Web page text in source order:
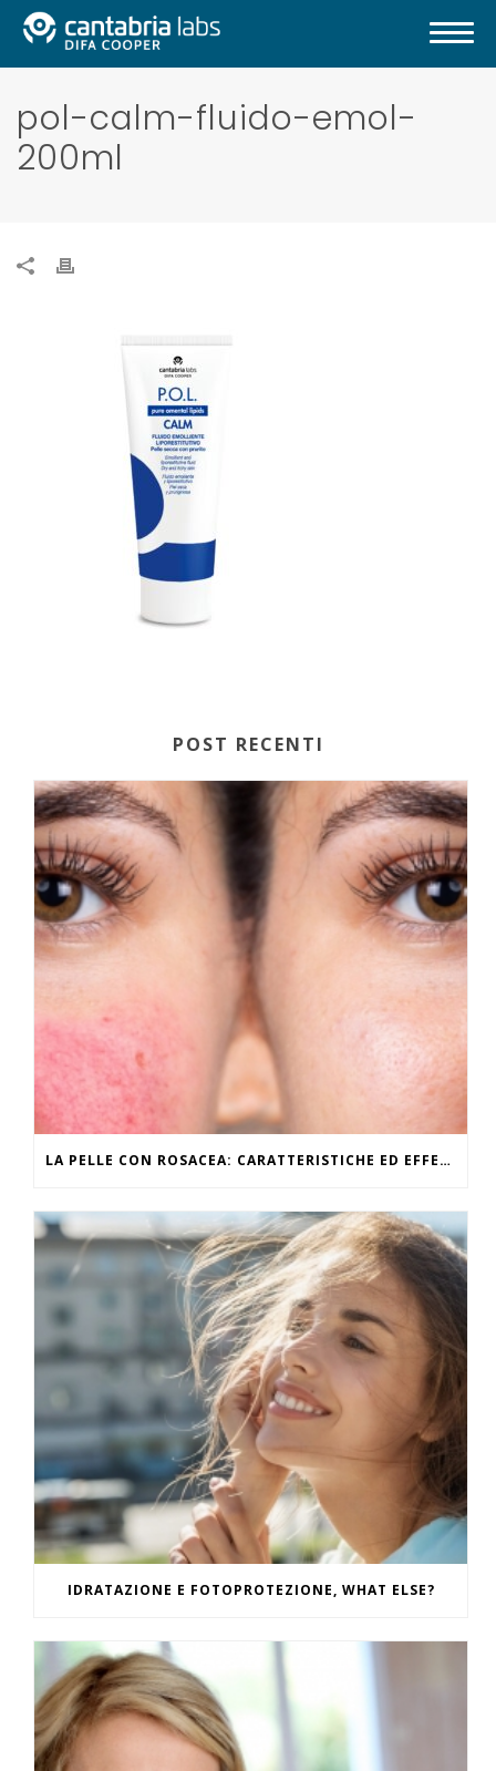
pol-calm-fluido-emol-
200ml
POST RECENTI
LA PELLE CON ROSACEA: CARATTERISTICHE ED EFFETTI DEL CALDO
IDRATAZIONE E FOTOPROTEZIONE, WHAT ELSE?